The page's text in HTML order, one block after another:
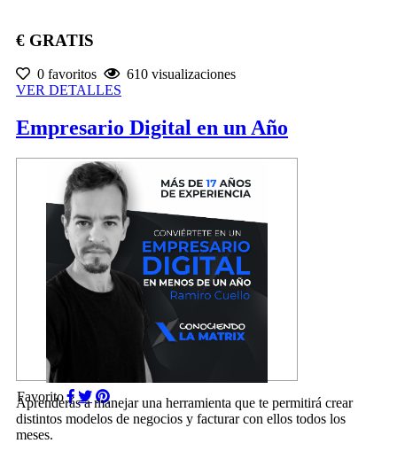
€ GRATIS
0 favoritos
610 visualizaciones
VER DETALLES
Empresario Digital en un Año
Favorito
Aprenderás a manejar una herramienta que te permitirá crear
distintos modelos de negocios y facturar con ellos todos los
meses.